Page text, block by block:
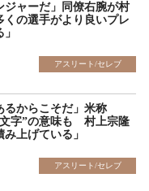
ジャーだ」同僚右腕が村
の選手がより良いプレ
アスリート/セレブ
るからこそだ」米称
字”の意味も 村上宗隆
上げている」
アスリート/セレブ